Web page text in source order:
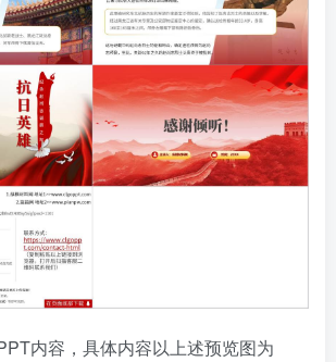
内容，具体内容以上述预览图为